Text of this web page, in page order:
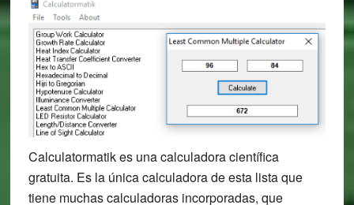
Calculatormatik es una calculadora científica
gratuita. Es la única calculadora de esta lista que
tiene muchas calculadoras incorporadas, que